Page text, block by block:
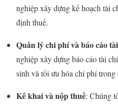
nghiệp xây dựng kế hoạch tài
định thuế.
Quản lý chi phí và báo cáo
nghiệp xây dựng báo cáo tài
sinh và tối ưu hóa chi phí trong
Kê khai và nộp thuế: Chúng